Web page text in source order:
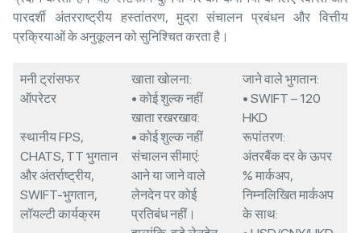
पारदर्शी अंतरराष्ट्रीय हस्तांतरण, मुद्रा संचालन प्रबंधन और वित्तीय
प्रक्रियाओं के अनुकूलन को सुनिश्चित करता है।
मनी ट्रांसफर
ऑपरेटर
स्थानीय FPS,
CHATS, TT भुगतान
और अंतर्राष्ट्रीय,
SWIFT-भुगतान,
लॉयल्टी कार्यक्रम
खाता खोलना:
• कोई शुल्क नहीं
खाता रखरखाव:
• कोई शुल्क नहीं
संचालन सीमाएं:
आने या जाने वाले
लेनदेन पर कोई
प्रतिबंध नहीं।
जाने वाले भुगतान:
• SWIFT – 120
HKD
रूपांतरण:
अंतरबैंक दर के ऊपर
% मार्कअप,
निम्नलिखित मार्कअप
के साथ: